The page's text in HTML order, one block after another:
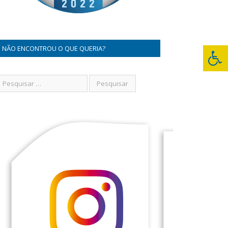
NÃO ENCONTROU O QUE QUERIA?